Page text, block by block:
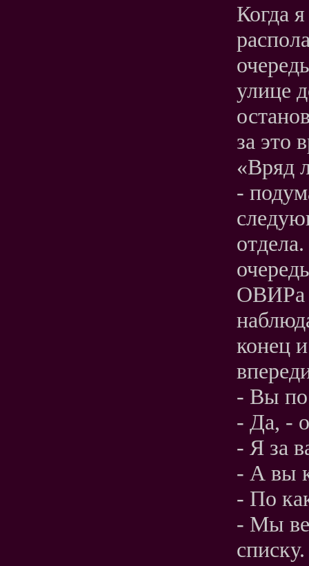
Когда
улице
за это
«Вряд
-
ОВИРа
конец
- Вы
- Да, -
- Я за
- А вы
- По
- Мы